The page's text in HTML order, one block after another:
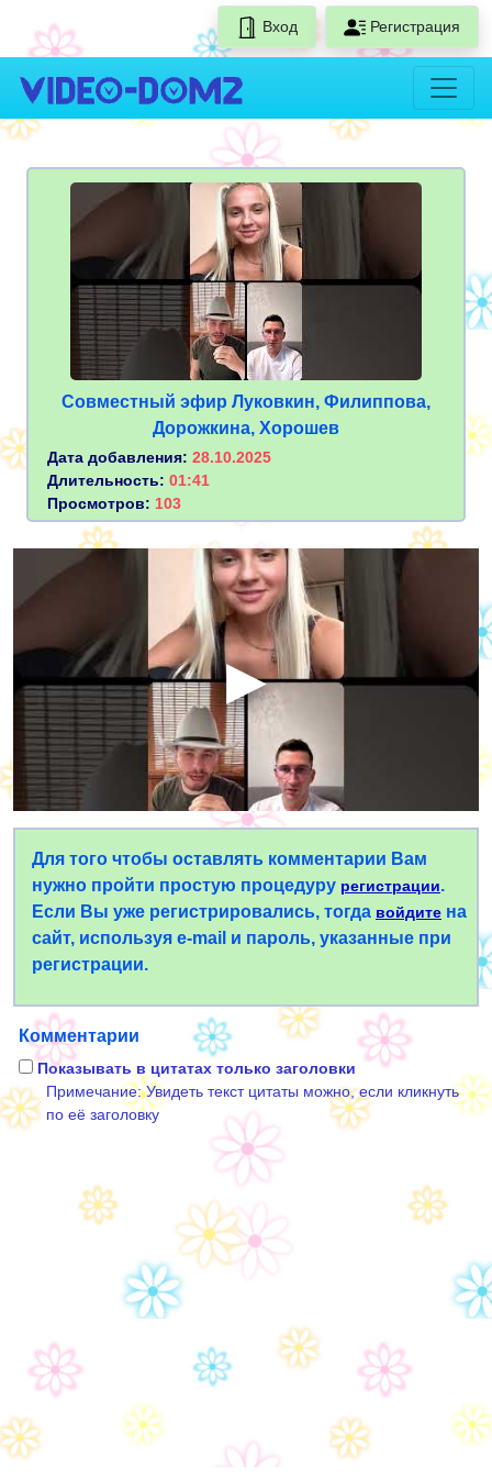
Вход Регистрация
Совместный эфир Луковкин, Филиппова,
Дорожкина, Хорошев
Дата добавления: 28.10.2025
Длительность: 01:41
Просмотров: 103
Для того чтобы оставлять комментарии Вам
нужно пройти простую процедуру регистрации.
Если Вы уже регистрировались, тогда войдите на
сайт, используя e-mail и пароль, указанные при
регистрации.
Комментарии
Показывать в цитатах только заголовки
Примечание: Увидеть текст цитаты можно, если кликнуть
по её заголовку